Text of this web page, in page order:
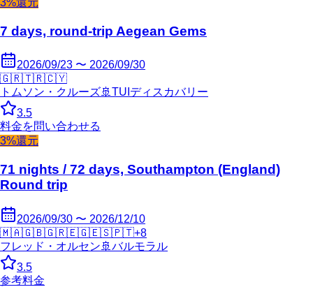
3%還元
7 days, round-trip Aegean Gems
2026/09/23 〜 2026/09/30
🇬🇷🇹🇷🇨🇾
トムソン・クルーズ🚢TUIディスカバリー
3.5
料金を問い合わせる
3%還元
71 nights / 72 days, Southampton (England)
Round trip
2026/09/30 〜 2026/12/10
🇲🇦🇬🇧🇬🇷🇪🇬🇪🇸🇵🇹+8
フレッド・オルセン 🚢 バルモラル
3.5
参考料金